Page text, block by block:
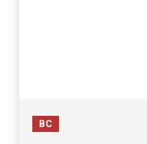
BC